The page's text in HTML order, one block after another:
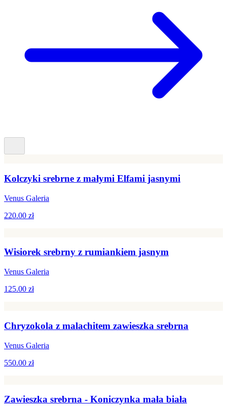
Kolczyki srebrne z małymi Elfami jasnymi
Venus Galeria
220.00 zł
Wisiorek srebrny z rumiankiem jasnym
Venus Galeria
125.00 zł
Chryzokola z malachitem zawieszka srebrna
Venus Galeria
550.00 zł
Zawieszka srebrna - Koniczynka mała biała